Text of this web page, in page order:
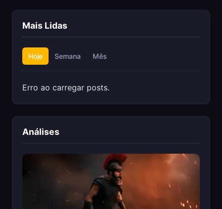
Mais Lidas
Hoje Semana Mês
Erro ao carregar posts.
Análises